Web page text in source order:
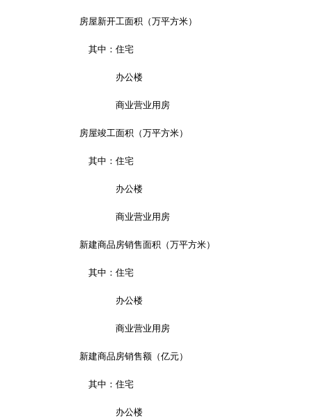
房屋新开工面积（万平方米）
其中：住宅
办公楼
商业营业用房
房屋竣工面积（万平方米）
其中：住宅
办公楼
商业营业用房
新建商品房销售面积（万平方米）
其中：住宅
办公楼
商业营业用房
新建商品房销售额（亿元）
其中：住宅
办公楼